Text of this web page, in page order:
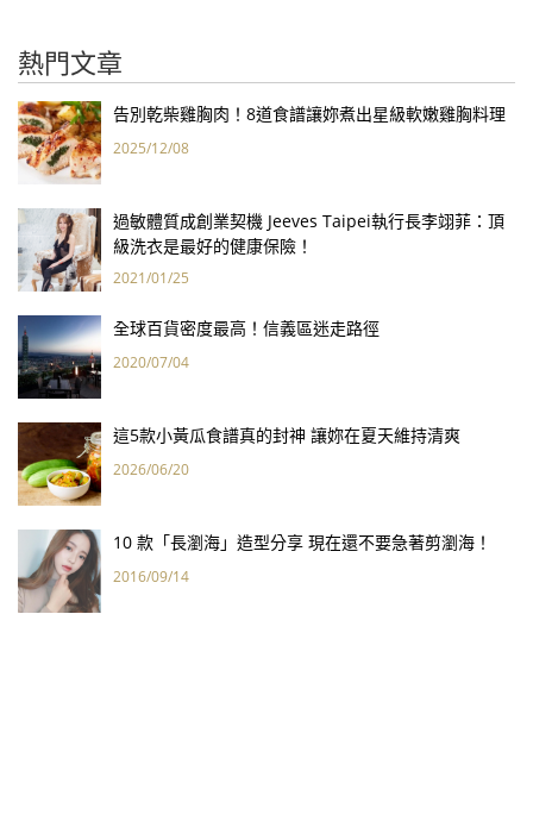
熱門文章
告別乾柴雞胸肉！8道食譜讓妳煮出星級軟嫩雞胸料理
2025/12/08
過敏體質成創業契機 Jeeves Taipei執行長李翊菲：頂
級洗衣是最好的健康保險！
2021/01/25
全球百貨密度最高！信義區迷走路徑
2020/07/04
這5款小黃瓜食譜真的封神 讓妳在夏天維持清爽
2026/06/20
10 款「長瀏海」造型分享 現在還不要急著剪瀏海！
2016/09/14